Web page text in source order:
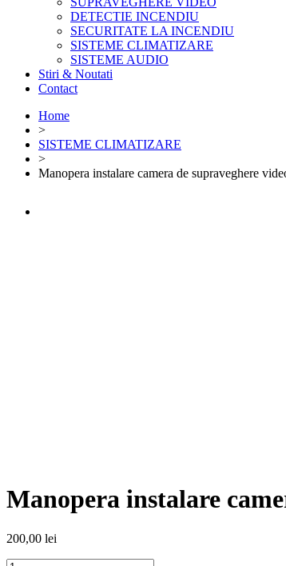
DETECTIE INCENDIU
SECURITATE LA INCENDIU
SISTEME CLIMATIZARE
SISTEME AUDIO
Stiri & Noutati
Contact
Home
>
SISTEME CLIMATIZARE
>
Manopera instalare camera de supraveghere
Manopera instalare
200,00 lei